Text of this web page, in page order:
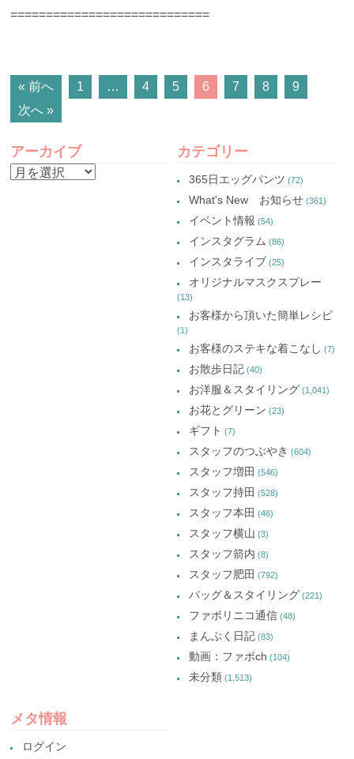
============================
POSTS
NAVIGATION
« 前へ 1 … 4 5 6 7 8
9
次へ »
アーカイブ
ア
カテゴリー
365日エッグパンツ (72)
What's New お知らせ(361)
イベント情報 (54)
インスタグラム (86)
インスタライブ (25)
オリジナルマスクスプレー
(13)
お客様から頂いた簡単レシピ
(1)
お客様のステキな着こなし (7)
お散歩日記(40)
お洋服＆スタイリング (1,041)
お花とグリーン (23)
ギフト (7)
スタッフのつぶやき (604)
スタッフ増田 (546)
スタッフ持田 (528)
スタッフ本田 (46)
スタッフ横山 (3)
スタッフ箭内 (8)
スタッフ肥田 (792)
バッグ＆スタイリング (221)
ファボリニコ通信(48)
まんぷく日記(83)
動画：ファボch (104)
未分類 (1,513)
メタ情報
ログイン